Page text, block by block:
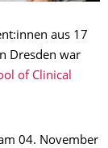
aus 17
Dresden war
of Clinical
04. November